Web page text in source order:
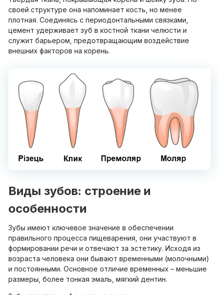
своей структуре она напоминает кость, но менее
плотная. Соединясь с периодонтальными связками,
цемент удерживает зуб в костной ткани челюсти и
служит барьером, предотвращающим воздействие
внешних факторов на корень.
Виды зубов: строение и
особенности
Зубы имеют ключевое значение в обеспечении
правильного процесса пищеварения, они участвуют в
формировании речи и отвечают за эстетику. Исходя из
возраста человека они бывают временными (молочными)
и постоянными. Основное отличие временных – меньшие
размеры, более тонкая эмаль, мягкий дентин.